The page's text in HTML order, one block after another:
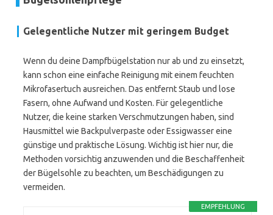
Gelegentliche Nutzer mit geringem Budget
Wenn du deine Dampfbügelstation nur ab und zu einsetzt,
kann schon eine einfache Reinigung mit einem feuchten
Mikrofasertuch ausreichen. Das entfernt Staub und lose
Fasern, ohne Aufwand und Kosten. Für gelegentliche
Nutzer, die keine starken Verschmutzungen haben, sind
Hausmittel wie Backpulverpaste oder Essigwasser eine
günstige und praktische Lösung. Wichtig ist hier nur, die
Methoden vorsichtig anzuwenden und die Beschaffenheit
der Bügelsohle zu beachten, um Beschädigungen zu
vermeiden.
EMPFEHLUNG